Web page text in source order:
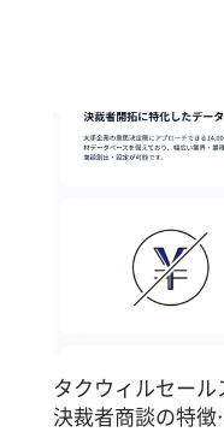
タクウィルセール
決裁者商談の特